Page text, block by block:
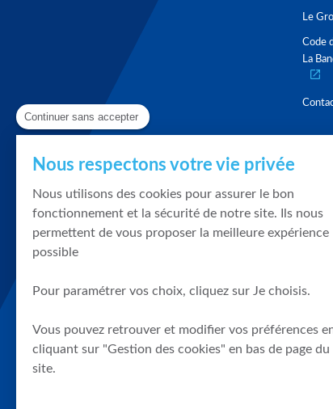
Le
Code
La
en
Tous
Continuer sans accepter
Nous respectons votre vie privée
Nous utilisons des cookies pour assurer le bon
fonctionnement et la sécurité de notre site. Ils nous
permettent de vous proposer la meilleure expérience
possible
Pour paramétrer vos choix, cliquez sur Je choisis.
Vous pouvez retrouver et modifier vos préférences
cliquant sur "Gestion des cookies" en bas de page du
site.